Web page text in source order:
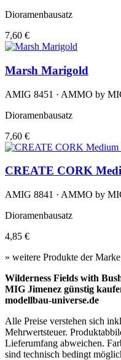
Dioramenbausatz
7,60 €
Marsh Marigold
AMIG 8451 · AMMO by
Dioramenbausatz
7,60 €
CREATE CORK
AMIG 8841 · AMMO by
Dioramenbausatz
4,85 €
» weitere Produkte der Marke
Wilderness Fields with
MIG Jimenez günstig
modellbau-universe.de
Alle Preise verstehen sich
Mehrwertsteuer.
Lieferumfang abweichen.
sind technisch bedingt